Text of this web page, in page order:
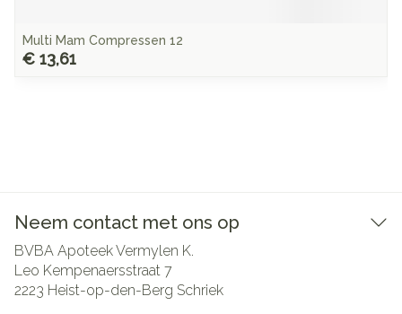
Multi Mam Compressen 12
€ 13,61
Neem contact met ons op
BVBA Apoteek Vermylen K.
Leo Kempenaersstraat 7
2223 Heist-op-den-Berg Schriek